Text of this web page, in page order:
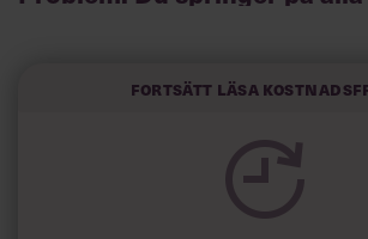
att du jobbar. Problemet är bara att den
inte lyckas koncentrera dig på någonting
springer på alla bollar och försöker
Fortsätt läsa